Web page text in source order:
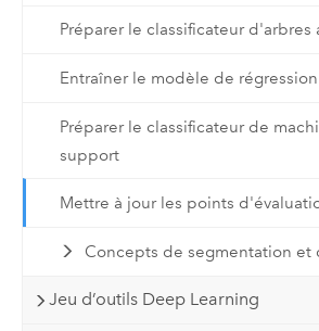
Préparer le classificateur d'arbres
Entraîner le modèle de
Préparer le classificateur de
support
Mettre à jour les points
Concepts de segmentation et
Jeu d’outils Deep Learning